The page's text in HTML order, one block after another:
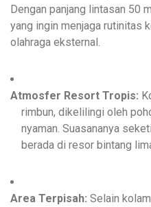
Dengan panjang lintasan 50
yang ingin menjaga rutinitas
olahraga eksternal.
Atmosfer Resort Tropis:
rimbun, dikelilingi oleh
nyaman. Suasananya
berada di resor bintang
Area Terpisah: Selain